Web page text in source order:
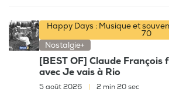
Happy Days : Musique et
70
Nostalgie+
[BEST OF] Claude François
avec Je vais à Rio
5 août 2026 2 min 20 sec